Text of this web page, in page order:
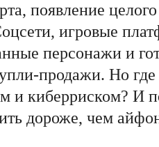
появление
игровые
персонажи и
продажи. Но
и киберриском? И
дороже, чем